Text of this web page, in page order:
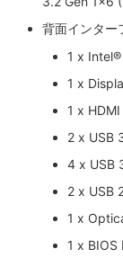
背面インター
1 x
1 x
1 x HDMI
2 x USB
4 x USB
2 x USB
1 x
1 x BIOS